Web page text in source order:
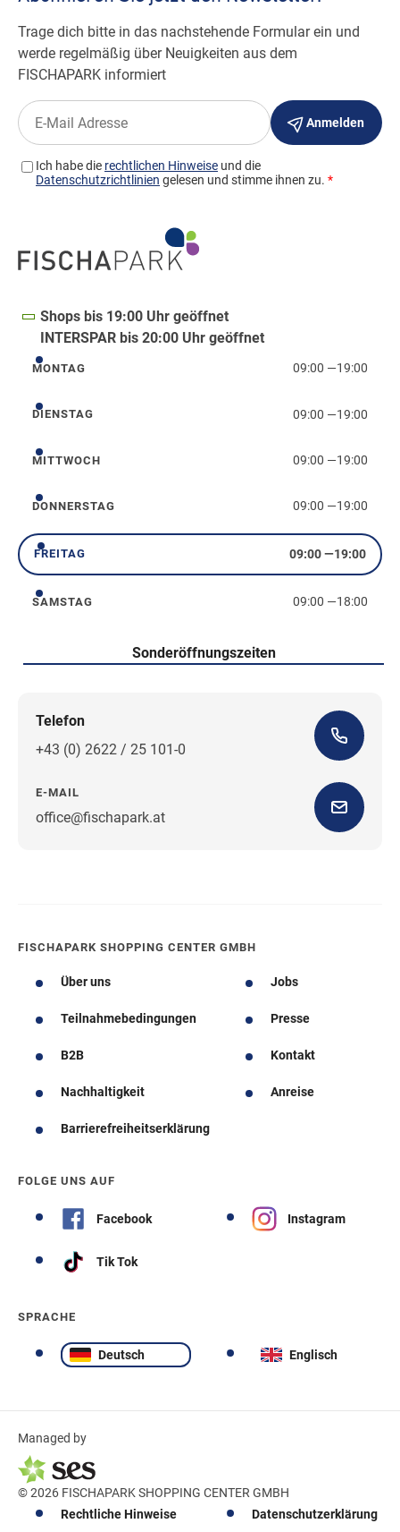
Shops bis 19:00 Uhr geöffnet
INTERSPAR bis 20:00 Uhr geöffnet
Montag
MONTAG 09:00 —19:00
Dienstag
DIENSTAG 09:00 —19:00
Mittwoch
MITTWOCH 09:00 —19:00
Donnerstag
DONNERSTAG 09:00 —19:00
Freitag
FREITAG 09:00—19:00
Samstag
SAMSTAG 09:00 —18:00
Sonderöffnungszeiten
Telefon
+43 (0) 2622 / 25 101-0
E-MAIL
office@fischapark.atWegbeschreibung
FISCHAPARK SHOPPING CENTER GMBH
Über uns Jobs
Teilnahmebedingungen Presse
B2B Kontakt
Nachhaltigkeit Anreise
Barrierefreiheitserklärung
FOLGE UNS AUF
Facebook Instagram
Tik Tok
SPRACHE
Deutsch Englisch
Managed by
© 2026 FISCHAPARK SHOPPING CENTER GMBH
Rechtliche Hinweise
Datenschutzerklärung